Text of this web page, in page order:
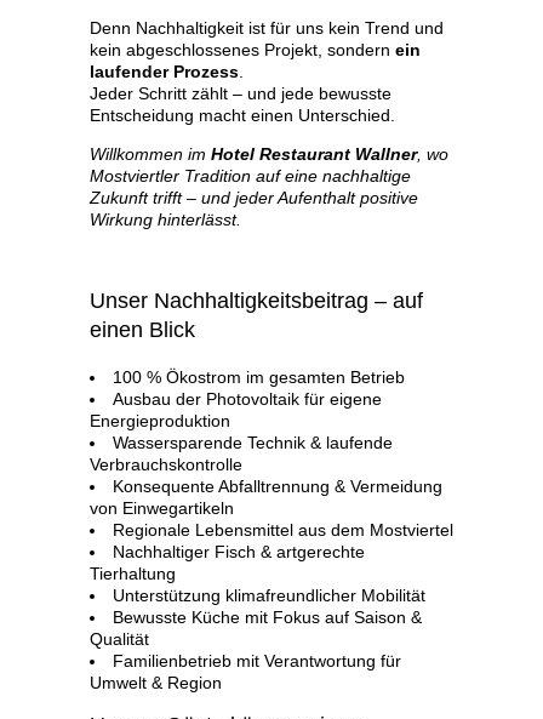
Denn Nachhaltigkeit ist für uns kein Trend und
kein abgeschlossenes Projekt, sondern ein
laufender Prozess
Jeder Schritt zählt – und jede bewusste
Entscheidung macht einen Unterschied.
Willkommen im Hotel Restaurant Wallner, wo
Mostviertler Tradition auf eine nachhaltige
Zukunft trifft – und jeder Aufenthalt positive
Wirkung hinterlässt.
Unser Nachhaltigkeitsbeitrag – auf
einen Blick
100 % Ökostrom im gesamten Betrieb
Ausbau der Photovoltaik für eigene
Energieproduktion
Wassersparende Technik & laufende
Verbrauchskontrolle
Konsequente Abfalltrennung & Vermeidung
von Einwegartikeln
Regionale Lebensmittel aus dem Mostviertel
Nachhaltiger Fisch & artgerechte
Tierhaltung
Unterstützung klimafreundlicher Mobilität
Bewusste Küche mit Fokus auf Saison &
Qualität
Familienbetrieb mit Verantwortung für
Umwelt & Region